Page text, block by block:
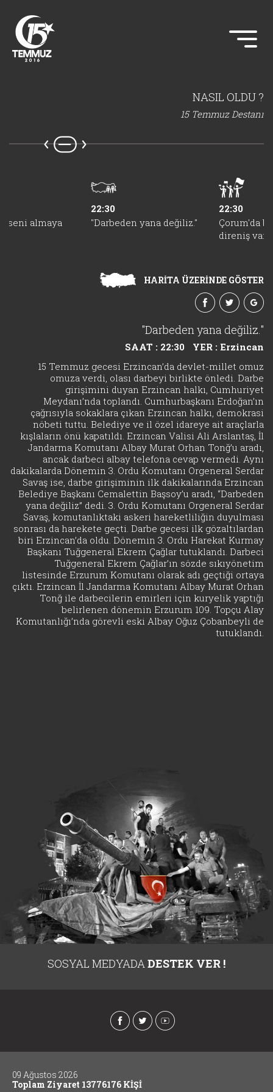
NASIL OLDU ?
15 Temmuz Destanı
seni almaya
22:30
"Darbeden yana değiliz."
22:30
Çorum'da
direniş
HARİTA ÜZERİNDE GÖSTER
"Darbeden yana değiliz."
SAAT : 22:30
YER : Erzincan
15 Temmuz gecesi Erzincan’da devlet-millet omuz
omuza verdi, olası darbeyi birlikte önledi. Darbe
girişimini duyan Erzincan halkı, Cumhuriyet
Meydanı’nda toplandı. Cumhurbaşkanı Erdoğan’ın
çağrısıyla sokaklara çıkan Erzincan halkı, demokrasi
nöbeti tuttu. Belediye ve il özel idareye ait araçlarla
kışlaların önü kapatıldı. Erzincan Valisi Ali Arslantaş, İl
Jandarma Komutanı Albay Murat Orhan Tonğ’u aradı,
ancak darbeci albay telefona cevap vermedi. Aynı
dakikalarda Dönemin 3. Ordu Komutanı Orgeneral Serdar
Savaş ise, darbe girişiminin ilk dakikalarında Erzincan
Belediye Başkanı Cemalettin Başsoy’u aradı, “Darbeden
yana değiliz” dedi. 3. Ordu Komutanı Orgeneral Serdar
Savaş, komutanlıktaki askeri hareketliliğin duyulması
sonrası da harekete geçti. Darbe gecesi ilk gözaltılardan
biri Erzincan’da oldu. Dönemin 3. Ordu Harekat Kurmay
Başkanı Tuğgeneral Ekrem Çağlar tutuklandı. Darbeci
Tuğgeneral Ekrem Çağlar’ın sözde sıkıyönetim
listesinde Erzurum Komutanı olarak adı geçtiği ortaya
çıktı. Erzincan İl Jandarma Komutanı Albay Murat Orhan
Tonğ ile darbecilerin emirleri için kuryelik yaptığı
belirlenen dönemin Erzurum 109. Topçu Alay
Komutanlığı’nda görevli eski Albay Oğuz Çobanbeyli de
tutuklandı.
SOSYAL MEDYADADESTEK VER !
09 Ağustos 2026
Toplam Ziyaret 13776176 KİŞİ